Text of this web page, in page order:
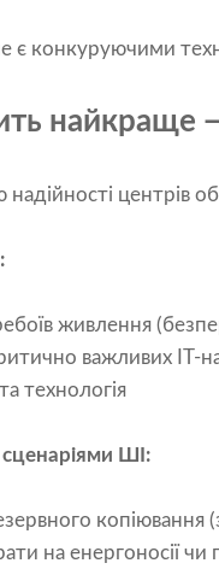
є конкуруючими
найкраще
центрів
живлення
важливих ІТ-
технологія
сценаріями ШІ:
копіювання
на енергоносії чи